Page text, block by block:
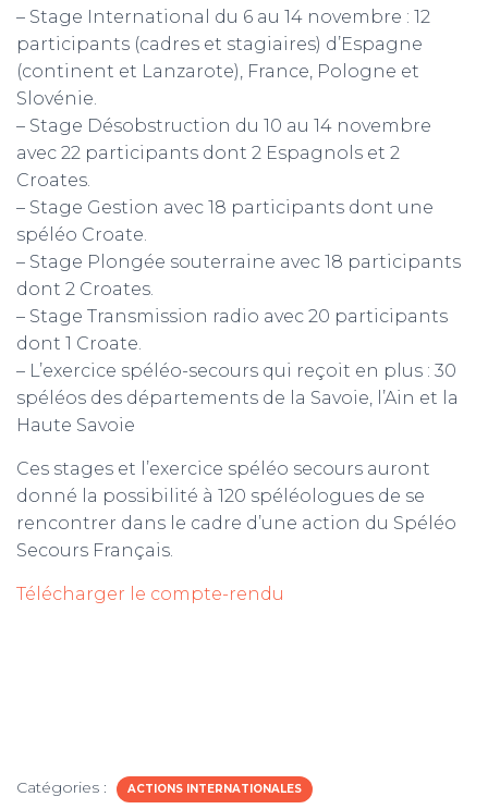
m
– Stage International du 6 au 14 novembre : 12
participants (cadres et stagiaires) d’Espagne
(continent et Lanzarote), France, Pologne et
Slovénie.
– Stage Désobstruction du 10 au 14 novembre
avec 22 participants dont 2 Espagnols et 2
Croates.
– Stage Gestion avec 18 participants dont une
spéléo Croate.
– Stage Plongée souterraine avec 18 participants
dont 2 Croates.
– Stage Transmission radio avec 20 participants
dont 1 Croate.
– L’exercice spéléo-secours qui reçoit en plus : 30
spéléos des départements de la Savoie, l’Ain et la
Haute Savoie
Ces stages et l’exercice spéléo secours auront
donné la possibilité à 120 spéléologues de se
rencontrer dans le cadre d’une action du Spéléo
Secours Français.
Télécharger le compte-rendu
Catégories : ACTIONS INTERNATIONALES